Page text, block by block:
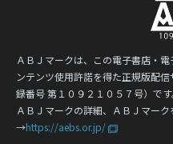
ＡＢＪマークは、この電子書店・
ンテンツ使用許諾を得た正規版配
録番号 第１０９２１０５７号）です
ＡＢＪマークの詳細、ＡＢＪマー
→https://aebs.or.jp/